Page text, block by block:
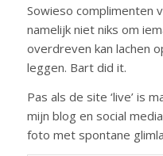
Sowieso complimenten
namelijk niet niks om
overdreven kan lachen
leggen. Bart did it.
Pas als de site ‘live’ is
mijn blog en social
foto met spontane